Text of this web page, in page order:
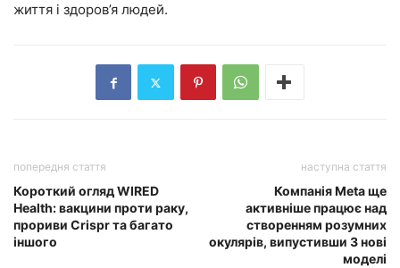
життя і здоров’я людей.
попередня стаття
Короткий огляд WIRED
Health: вакцини проти раку,
прориви Crispr та багато
іншого
наступна стаття
Компанія Meta ще
активніше працює над
створенням розумних
окулярів, випустивши 3 нові
моделі